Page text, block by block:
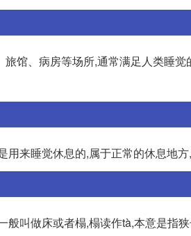
馆、病房等场所,通常满足人类睡
用来睡觉休息的,属于正常的休息地
般叫做床或者榻,榻读作tà,本意是指